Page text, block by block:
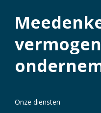
Onze diensten